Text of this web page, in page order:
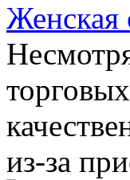
Женская
из-за